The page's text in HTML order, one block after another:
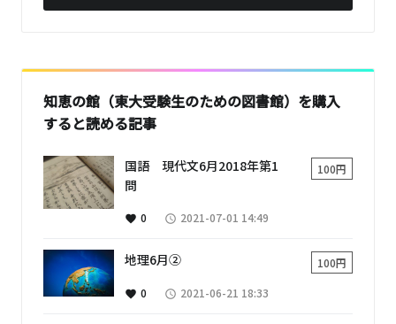
知恵の館（東大受験生のための図書館）を購入
すると読める記事
国語 現代文6月2018年第1
問
100円
favorite 0 access_time 2021-07-01 14:49
地理6月② 100円
favorite 0 access_time 2021-06-21 18:33